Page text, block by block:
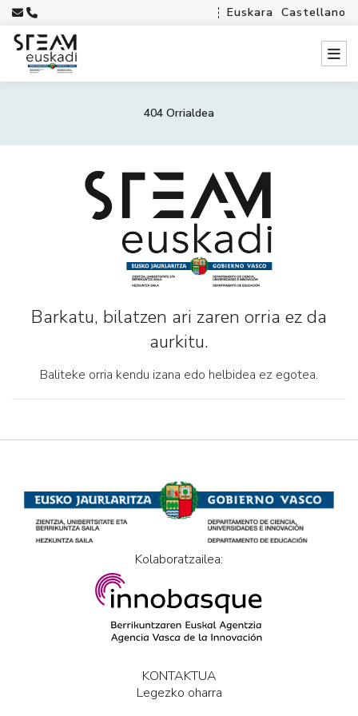
Euskara Castellano
404 Orrialdea
Barkatu, bilatzen ari zaren orria ez da
aurkitu.
Baliteke orria kendu izana edo helbidea ez egotea.
Kolaboratzailea:
KONTAKTUA
Legezko oharra